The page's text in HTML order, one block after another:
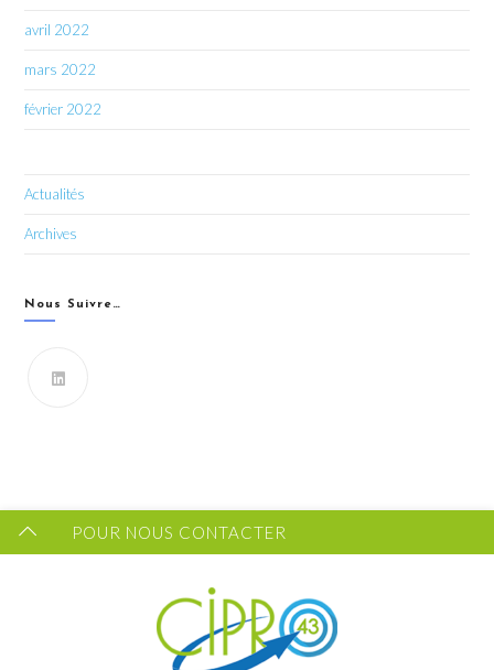
avril 2022
mars 2022
février 2022
Actualités
Archives
Nous Suivre…
Vous souhaitez recevoir les dernières infos du CIPRO
POUR NOUS CONTACTER